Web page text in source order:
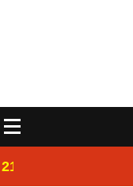
21:02